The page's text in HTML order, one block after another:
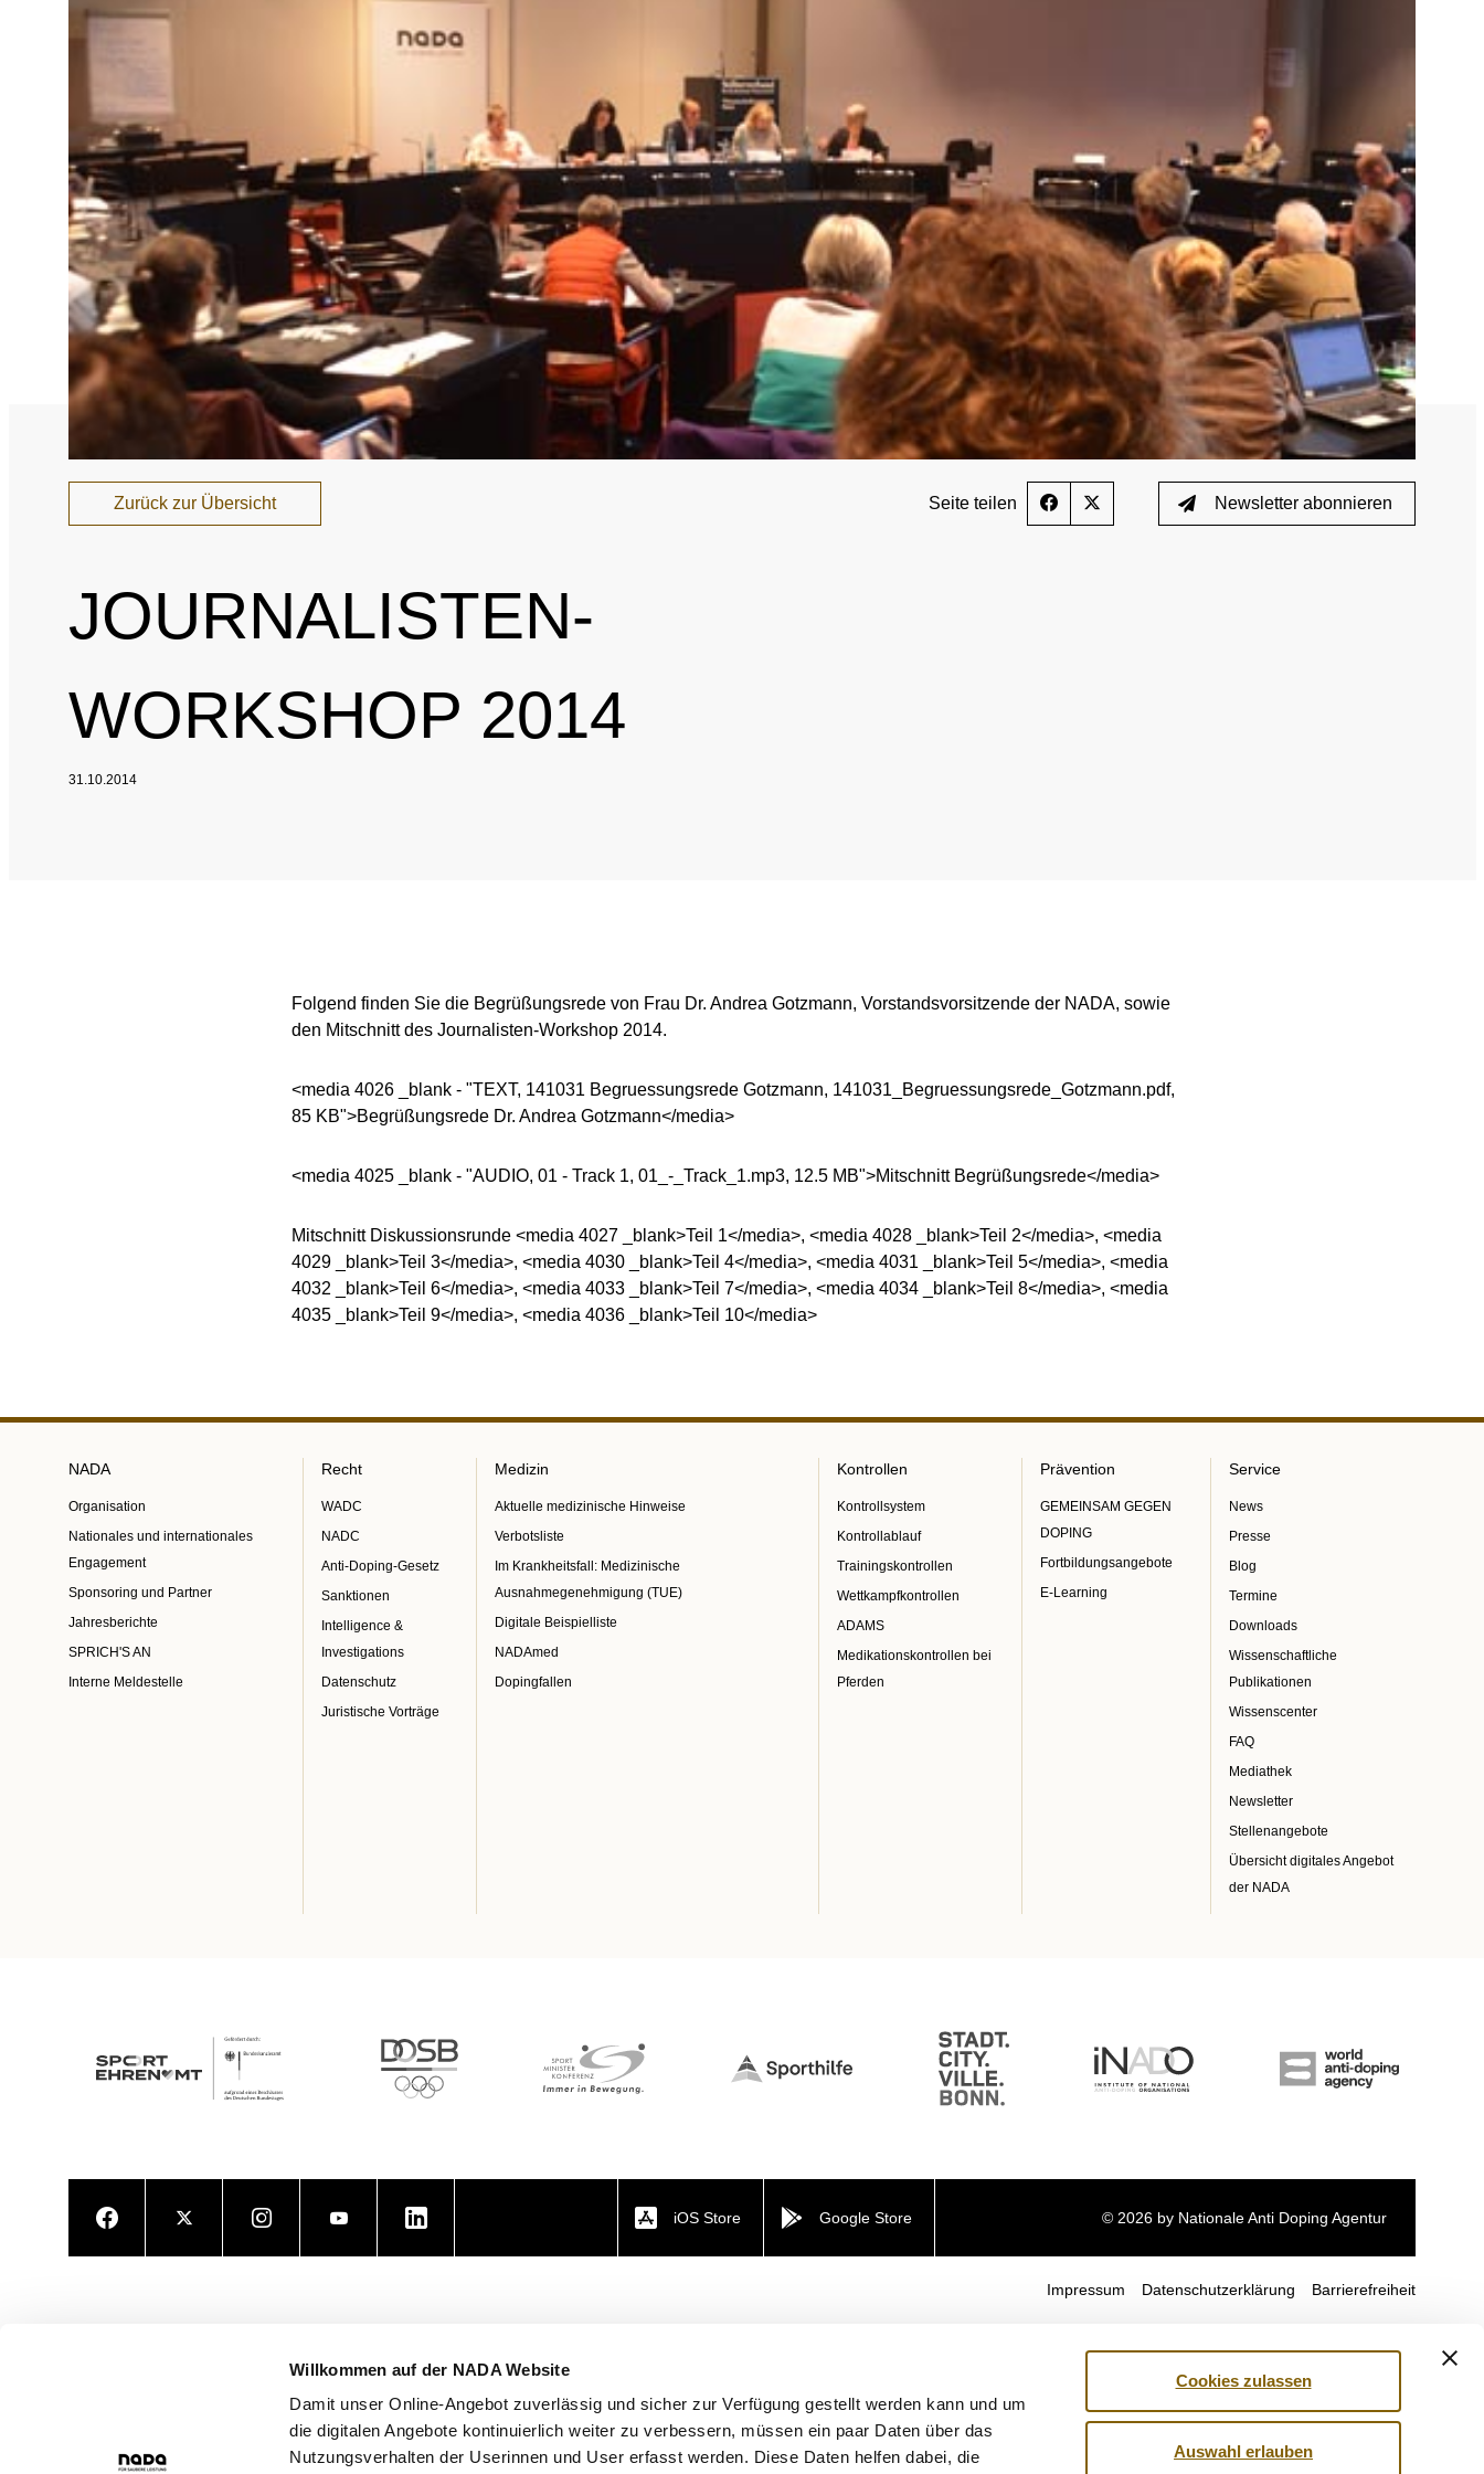
Willkommen auf der NADA Website
Damit unser Online-Angebot zuverlässig und sicher zur Verfügung gestellt werden kann und um
die digitalen Angebote kontinuierlich weiter zu verbessern, müssen ein paar Daten über das
Nutzungsverhalten der Userinnen und User erfasst werden. Diese Daten helfen dabei, die
Cookies zulassen
Auswahl erlauben
Nationales und internationales Engagement
Jahresberichte
SPRICH'S AN
Interne Meldestelle
Disziplinarverfahren
Sportgerichtsbarkeit
Intelligence & Investigations
Datenschutz
Juristische Vorträge
Im Krankheitsfall: Medizinische Ausnahmegenehmigung (TUE)
Regelung für Nicht-Testpool-Athletinnen und -Athleten
Regelung für Testpool-Athletinnen und -Athleten
Digitale Beispielliste
NADAmed
Dopingfallen
Risikogruppen
Meldepflichten
Wettkampfkontrollen
ADAMS
Medikationskontrollen bei Pferden
FAQ
Mediathek
Newsletter
Stellenangebote
Übersicht digitales Angebot der NADA
Zurück zur Übersicht Seite teilen Newsletter abonnieren
JOURNALISTEN-
WORKSHOP 2014
31.10.2014
Folgend finden Sie die Begrüßungsrede von Frau Dr. Andrea Gotzmann, Vorstandsvorsitzende der NADA, sowie
den Mitschnitt des Journalisten-Workshop 2014.
<media 4026 _blank - "TEXT, 141031 Begruessungsrede Gotzmann, 141031_Begruessungsrede_Gotzmann.pdf,
85 KB">Begrüßungsrede Dr. Andrea Gotzmann</media>
<media 4025 _blank - "AUDIO, 01 - Track 1, 01_-_Track_1.mp3, 12.5 MB">Mitschnitt Begrüßungsrede</media>
Mitschnitt Diskussionsrunde <media 4027 _blank>Teil 1</media>, <media 4028 _blank>Teil 2</media>, <media
4029 _blank>Teil 3</media>, <media 4030 _blank>Teil 4</media>, <media 4031 _blank>Teil 5</media>, <media
4032 _blank>Teil 6</media>, <media 4033 _blank>Teil 7</media>, <media 4034 _blank>Teil 8</media>, <media
4035 _blank>Teil 9</media>, <media 4036 _blank>Teil 10</media>
NADA
Organisation
Nationales und internationales
Engagement
Sponsoring und Partner
Jahresberichte
SPRICH'S AN
Interne Meldestelle
Recht
WADC
NADC
Anti-Doping-Gesetz
Sanktionen
Intelligence &
Investigations
Datenschutz
Juristische Vorträge
Medizin
Aktuelle medizinische Hinweise
Verbotsliste
Im Krankheitsfall: Medizinische
Ausnahmegenehmigung (TUE)
Digitale Beispielliste
NADAmed
Dopingfallen
Kontrollen
Kontrollsystem
Kontrollablauf
Trainingskontrollen
Wettkampfkontrollen
ADAMS
Medikationskontrollen bei
Pferden
Prävention
GEMEINSAM GEGEN
DOPING
Fortbildungsangebote
E-Learning
Service
News
Presse
Blog
Termine
Downloads
Wissenschaftliche
Publikationen
Wissenscenter
FAQ
Mediathek
Newsletter
Stellenangebote
Übersicht digitales Angebot
der NADA
Facebook Twitter Instagram Youtube LinkedIn iOS Store Google Store © 2026 by Nationale Anti Doping Agentur
Impressum Datenschutzerklärung Barrierefreiheit